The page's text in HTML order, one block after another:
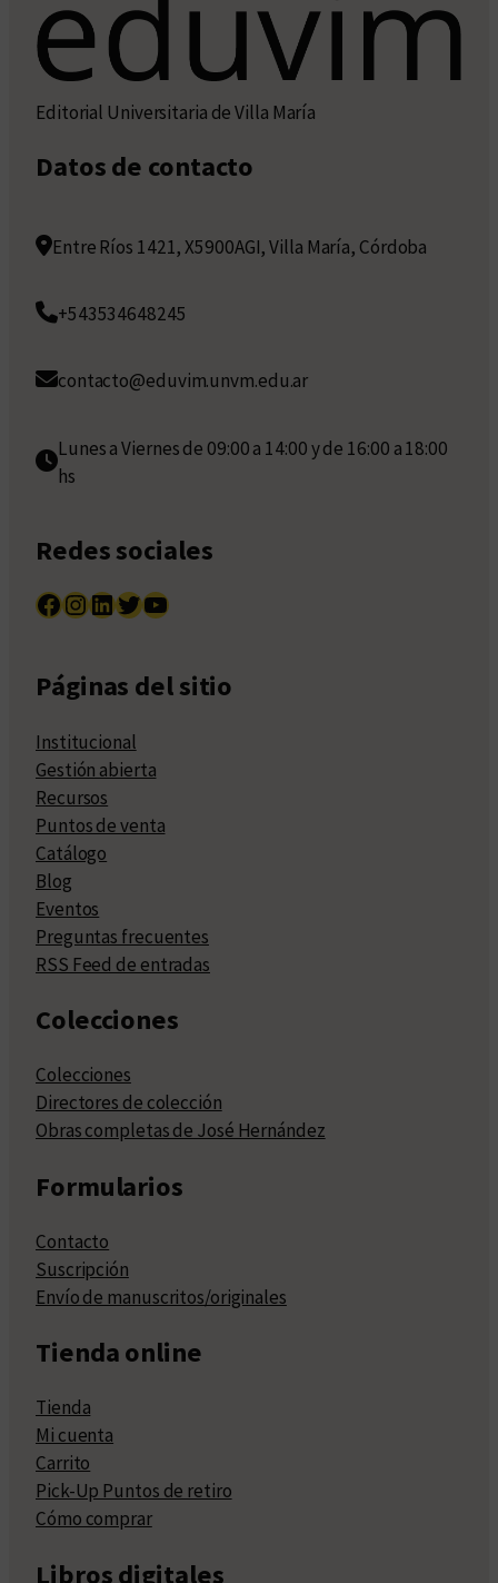
Editorial Universitaria de Villa María
Datos de contacto
Entre Ríos 1421, X5900AGI, Villa María, Córdoba
+543534648245
contacto@eduvim.unvm.edu.ar
Lunes a Viernes de 09:00 a 14:00 y de 16:00 a 18:00
hs
Redes sociales
Facebook InstagramLinkedIn Twitter YouTube
Páginas del sitio
Institucional
Gestión abierta
Recursos
Puntos de venta
Catálogo
Blog
Eventos
Preguntas frecuentes
RSS Feed de entradas
Colecciones
Colecciones
Directores de colección
Obras completas de José Hernández
Formularios
Contacto
Suscripción
Envío de manuscritos/originales
Tienda online
Tienda
Mi cuenta
Carrito
Pick-Up Puntos de retiro
Cómo comprar
Libros digitales